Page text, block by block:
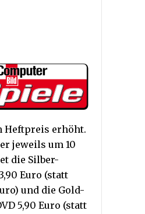
Heftpreis erhöht.
jeweils um 10
die Silber-
Euro (statt
und die Gold-
5,90 Euro (statt